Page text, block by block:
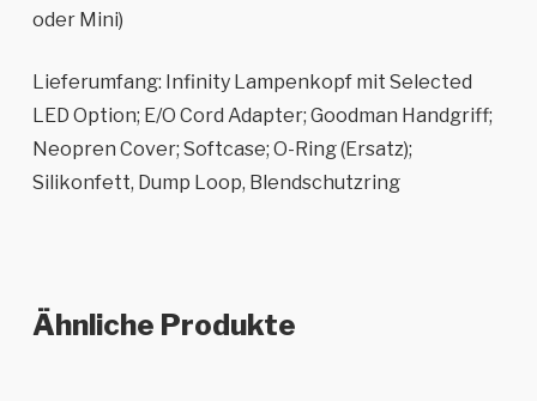
oder Mini)
Lieferumfang: Infinity Lampenkopf mit Selected
LED Option; E/O Cord Adapter; Goodman Handgriff;
Neopren Cover; Softcase; O-Ring (Ersatz);
Silikonfett, Dump Loop, Blendschutzring
Ähnliche Produkte